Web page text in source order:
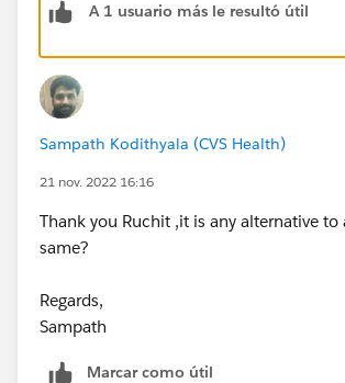
A 1 usuario más le resultó útil
Sampath Kodithyala (CVS Health)
21 nov. 2022 16:16
Thank you Ruchit ,it is any alternative to
same?
Regards,
Sampath
Marcar como útil